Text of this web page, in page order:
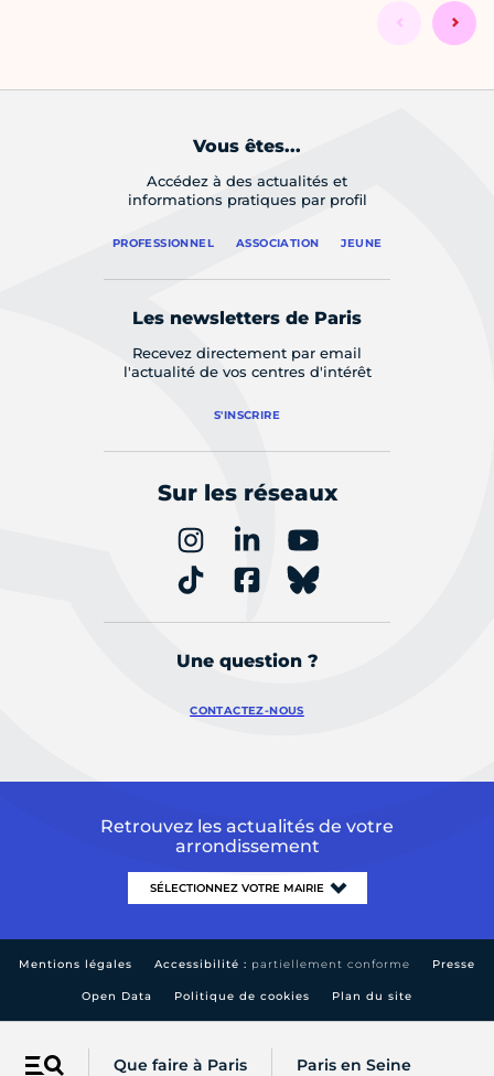
Que faire à Paris Paris en Seine
Vous êtes...
Accédez à des actualités et
informations pratiques par profil
PROFESSIONNEL ASSOCIATION JEUNE
Les newsletters de Paris
Recevez directement par email
l'actualité de vos centres d'intérêt
S'INSCRIRE
Sur les réseaux
Une question ?
CONTACTEZ-NOUS
Retrouvez les actualités de votre
arrondissement
Mentions légales Accessibilité : partiellement conforme Presse
Open Data Politique de cookies Plan du site